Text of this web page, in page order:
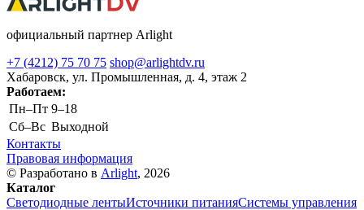
официальный партнер Arlight
+7 (4212) 75 70 75 shop@arlightdv.ru
Хабаровск, ул. Промышленная, д. 4, этаж 2
Работаем:
Пн–Пт 9–18
Cб–Вс Выходной
Контакты
Правовая информация
© Разработано в Arlight, 2026
Каталог
Светодиодные лентыИсточники питанияСистемы управления